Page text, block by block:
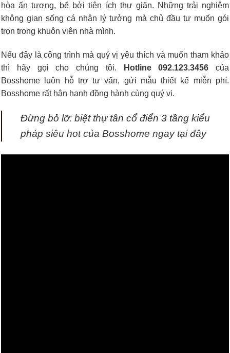
hòa ấn tượng, bể bởi tiện ích thư giãn. Những trải nghiệm
không gian sống cá nhân lý tưởng mà chủ đầu tư muốn gói
trọn trong khuôn viên nhà mình.
Nếu đây là công trình mà quý vị yêu thích và muốn tham khảo
thì hãy gọi cho chúng tôi.
Hotline 092.123.3456 của
Bosshome luôn hỗ trợ tư vấn, gửi mẫu thiết kế miễn phí.
Bosshome rất hân hạnh đồng hành cùng quý vị.
Đừng bỏ lỡ: biệt thự tân cổ điển 3 tầng kiểu
pháp siêu hot của Bosshome ngay tại đây